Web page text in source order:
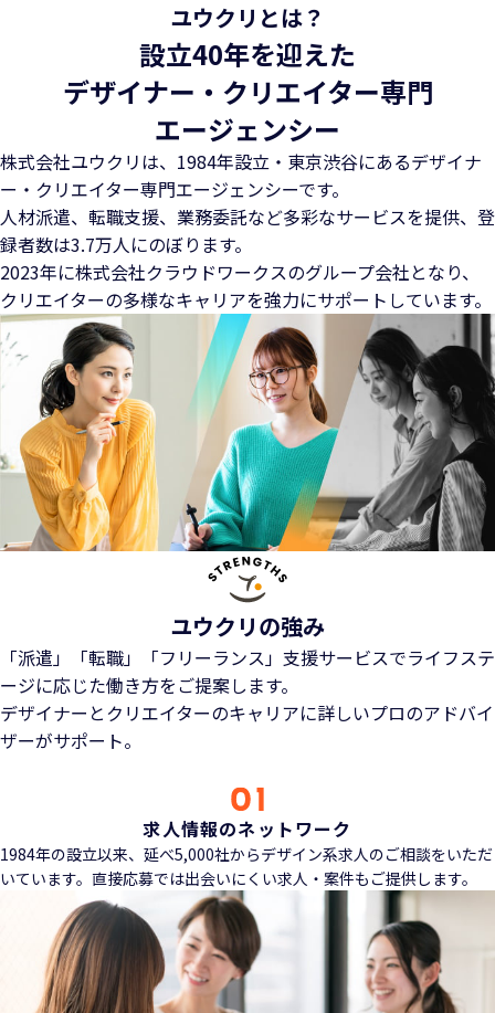
ユウクリとは？
設立40年を迎えた
デザイナー・クリエイター専門
エージェンシー
株式会社ユウクリは、1984年設立・東京渋谷にあるデザイナ
ー・クリエイター専門エージェンシーです。
人材派遣、転職支援、業務委託など多彩なサービスを提供、 登
録者数は3.7万人にのぼります。
2023年に株式会社クラウドワークスのグループ会社となり、
クリエイターの多様なキャリアを強力にサポートしています。
ユウクリの強み
「派遣」「転職」「フリーランス」支援サービスでライフステ
ージに応じた働き方をご提案します。
デザイナーとクリエイターのキャリアに詳しいプロのアドバイ
ザーがサポート。
求人情報のネットワーク
1984年の設立以来、延べ5,000社からデザイン系求人のご相談をいただ
いています。直接応募では出会いにくい求人・案件もご提供します。